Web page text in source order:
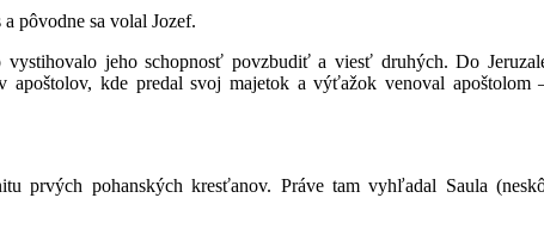
pôvodne sa volal Jozef.
jeho schopnosť povzbudiť a viesť druhých. Do
kde predal svoj majetok a výťažok venoval apoštolom
prvých pohanských kresťanov. Práve tam vyhľadal Saula